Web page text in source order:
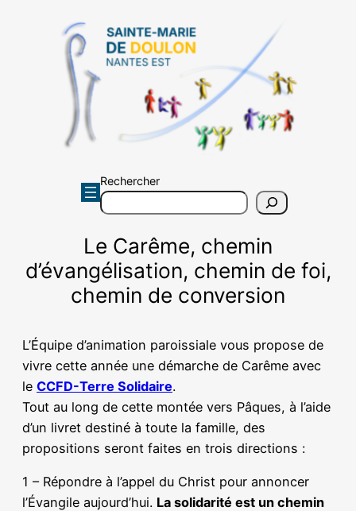
Rechercher
Le Carême, chemin
d’évangélisation, chemin de foi,
chemin de conversion
L’Équipe d’animation paroissiale vous propose de
vivre cette année une démarche de Carême avec
le CCFD-Terre Solidaire.
Tout au long de cette montée vers Pâques, à l’aide
d’un livret destiné à toute la famille, des
propositions seront faites en trois directions :
1 – Répondre à l’appel du Christ pour annoncer
l’Évangile aujourd’hui. La solidarité est un chemin